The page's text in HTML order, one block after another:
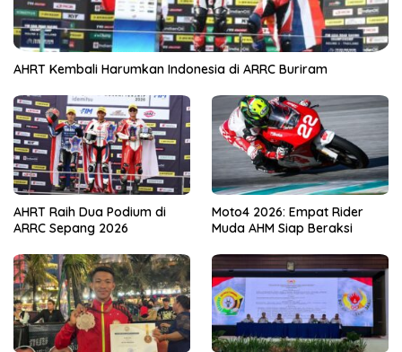
AHRT Kembali Harumkan Indonesia di ARRC Buriram
AHRT Raih Dua Podium di
ARRC Sepang 2026
Moto4 2026: Empat Rider
Muda AHM Siap Beraksi